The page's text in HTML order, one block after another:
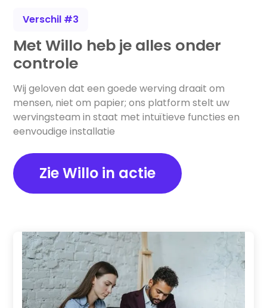
Verschil #3
Met Willo heb je alles onder
controle
Wij geloven dat een goede werving draait om
mensen, niet om papier; ons platform stelt uw
wervingsteam in staat met intuïtieve functies en
eenvoudige installatie
Zie Willo in actie